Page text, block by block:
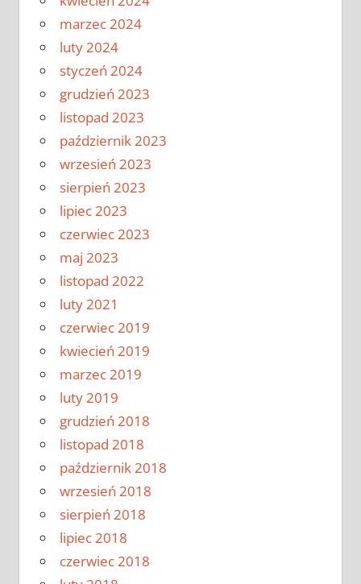
marzec 2024
luty 2024
styczeń 2024
grudzień 2023
listopad 2023
październik 2023
wrzesień 2023
sierpień 2023
lipiec 2023
czerwiec 2023
maj 2023
listopad 2022
luty 2021
czerwiec 2019
kwiecień 2019
marzec 2019
luty 2019
grudzień 2018
listopad 2018
październik 2018
wrzesień 2018
sierpień 2018
lipiec 2018
czerwiec 2018